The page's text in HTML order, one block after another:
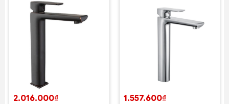
2.016.000₫ 1.557.600₫